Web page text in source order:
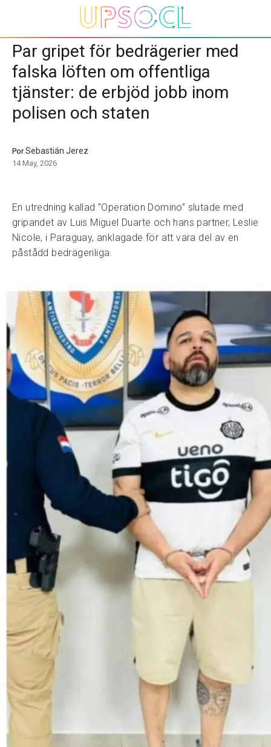
Par gripet för bedrägerier med
falska löften om offentliga
tjänster: de erbjöd jobb inom
polisen och staten
PorSebastián Jerez
14 May, 2026
En utredning kallad ”Operation Domino” slutade med
gripandet av Luis Miguel Duarte och hans partner, Leslie
Nicole, i Paraguay, anklagade för att vara del av en
påstådd bedrägeriliga.